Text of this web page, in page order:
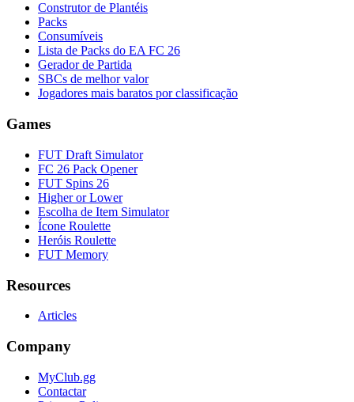
Construtor de Plantéis
Packs
Consumíveis
Lista de Packs do EA FC 26
Gerador de Partida
SBCs de melhor valor
Jogadores mais baratos por classificação
Games
FUT Draft Simulator
FC 26 Pack Opener
FUT Spins 26
Higher or Lower
Escolha de Item Simulator
Ícone Roulette
Heróis Roulette
FUT Memory
Resources
Articles
Company
MyClub.gg
Contactar